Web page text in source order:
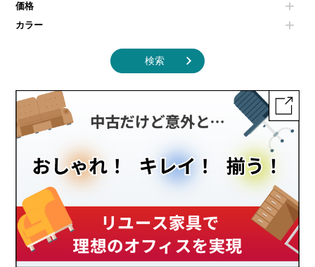
価格
カラー
検索